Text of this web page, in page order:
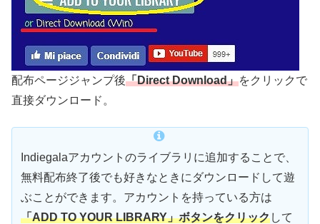
配布ページジャンプ後「Direct Download」をクリックで
直接ダウンロード。
Indiegalaアカウントのライブラリに追加することで、
無料配布終了後でも好きなときにダウンロードして遊
ぶことができます。アカウントを持っている方は
「ADD TO YOUR LIBRARY」ボタンをクリックして